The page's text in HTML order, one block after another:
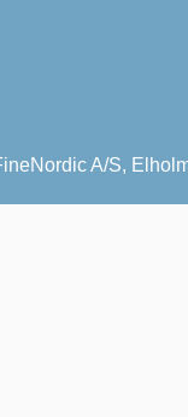
A/S,